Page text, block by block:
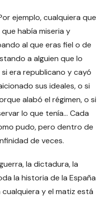
ejemplo, cualquiera que
había miseria y
al que eras fiel o de
a alguien que lo
era republicano y cayó
sus ideales, o si
alabó el régimen, o si
lo que tenía… Cada
pudo, pero dentro de
de veces.
la dictadura, la
la historia de la España
y el matiz está